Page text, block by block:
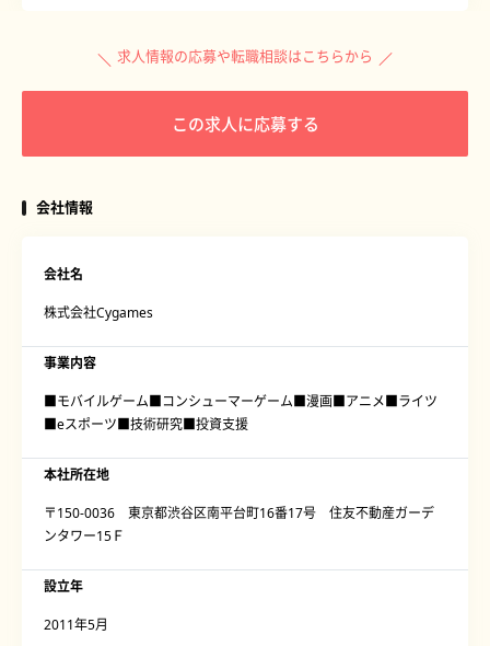
求人情報の応募や転職相談はこちらから
この求人に応募する
会社情報
会社名
株式会社Cygames
事業内容
■モバイルゲーム■コンシューマーゲーム■漫画■アニメ■ライツ
■eスポーツ■技術研究■投資支援
本社所在地
〒150-0036 東京都渋谷区南平台町16番17号 住友不動産ガーデ
ンタワー15Ｆ
設立年
2011年5月